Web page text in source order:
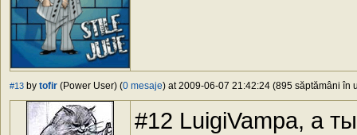
#13 by tofir (Power User) (0 mesaje) at 2009-06-07 21:42:24 (895 săptămâni în
#12 LuigiVampa, а